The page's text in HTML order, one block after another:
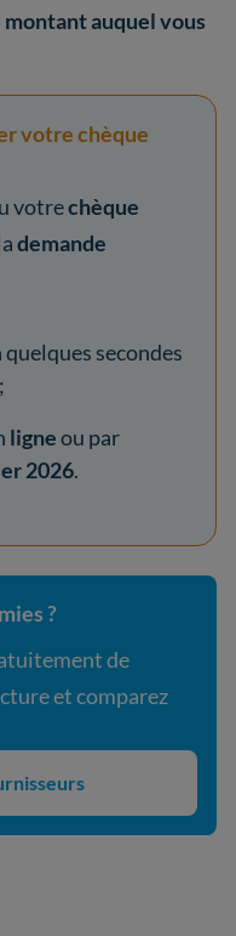
montant auquel vous
votre chèque
votrechèque
demande
quelques secondes
;
ligneou par
2026.
?
de
et comparez